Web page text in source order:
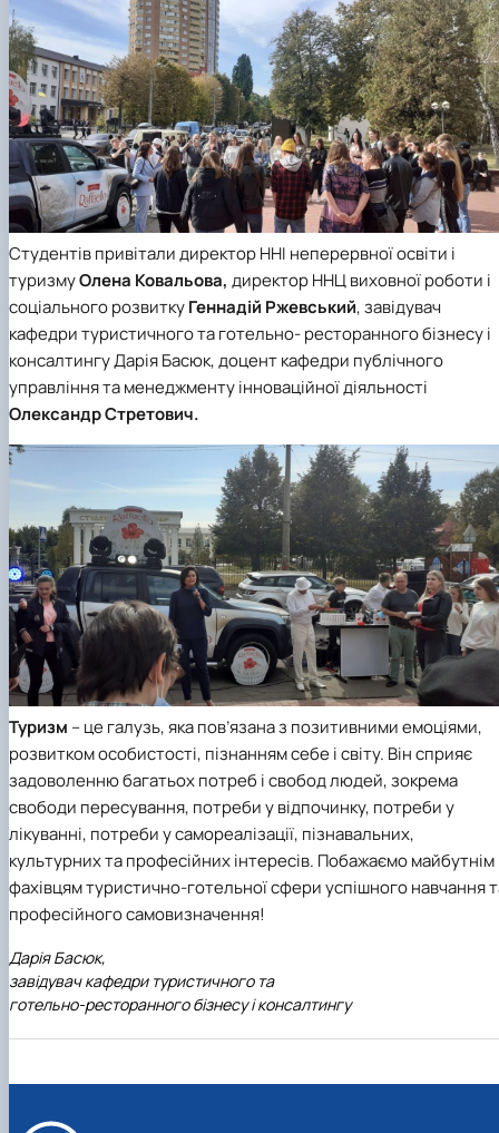
Студентів привітали директор ННІ неперервної освіти і
туризмуОлена Ковальова, директор ННЦ виховної роботи і
соціального розвиткуГеннадій Ржевський, завідувач
кафедри туристичного та готельно- ресторанного бізнесу і
консалтингу Дарія Басюк, доцент кафедри публічного
управління та менеджменту інноваційної діяльності
Олександр Стретович.
Туризм – це галузь, яка пов’язана з позитивними емоціями,
розвитком особистості, пізнанням себе і світу. Він сприяє
задоволенню багатьох потреб і свобод людей, зокрема
свободи пересування, потреби у відпочинку, потреби у
лікуванні, потреби у самореалізації, пізнавальних,
культурних та професійних інтересів. Побажаємо майбутнім
фахівцям туристично-готельної сфери успішного навчання
професійного самовизначення!
Дарія Басюк,
завідувач кафедри туристичного та
готельно-ресторанного бізнесу і консалтингу